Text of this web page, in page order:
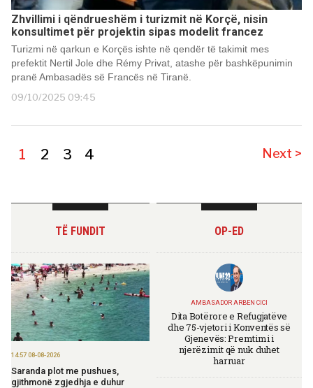
Zhvillimi i qëndrueshëm i turizmit në Korçë, nisin
konsultimet për projektin sipas modelit francez
Turizmi në qarkun e Korçës ishte në qendër të takimit mes
prefektit Nertil Jole dhe Rémy Privat, atashe për bashkëpunimin
pranë Ambasadës së Francës në Tiranë.
09/10/2025 09:45
1 2 3 4 Next >
TË FUNDIT
14:57 08-08-2026
Saranda plot me pushues,
gjithmonë zgjedhja e duhur
OP-ED
AMBASADOR ARBEN CICI
Dita Botërore e Refugjatëve
dhe 75-vjetori i Konventës së
Gjenevës: Premtimi i
njerëzimit që nuk duhet
harruar